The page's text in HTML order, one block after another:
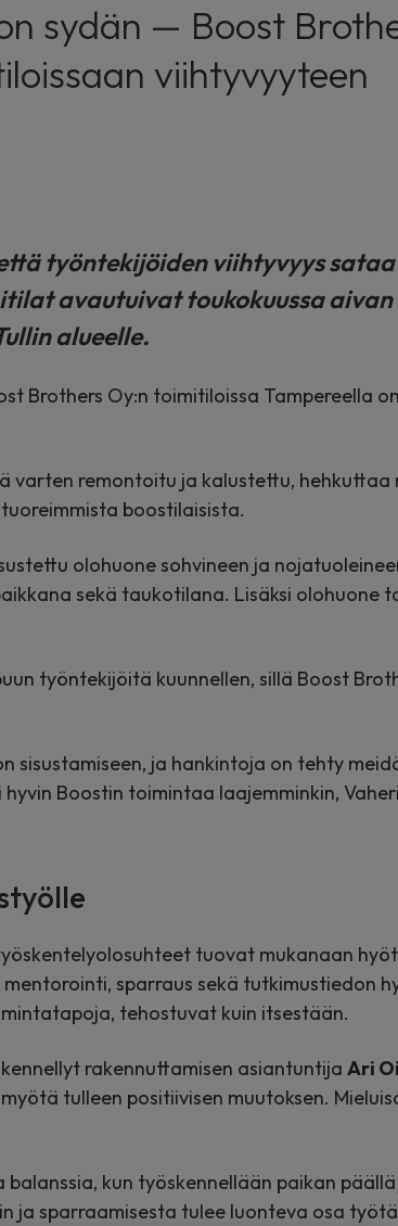
sydän — Boost
viihtyvyyteen
työntekijöiden viihtyvyys
avautuivat toukokuussa aivan
alueelle.
Brothers Oy:n toimitiloissa Tampereella
varten remontoitu ja kalustettu, hehkuttaa
tuoreimmista boostilaisista.
olohuone sohvineen ja
sekä taukotilana. Lisäksi olohuone
työntekijöitä kuunnellen, sillä Boost
sisustamiseen, ja hankintoja on tehty
Boostin toimintaa laajemminkin,
tuovat mukanaan
sparraus sekä tutkimustiedon
tehostuvat kuin itsestään.
rakennuttamisen asiantuntija Ari
tulleen positiivisen muutoksen.
kun työskennellään paikan
ja sparraamisesta tulee luonteva osa